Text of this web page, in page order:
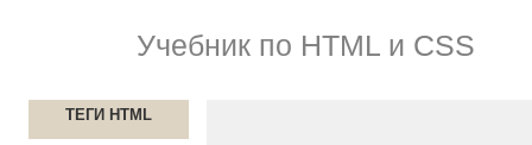
Учебник по HTML и CSS
ТЕГИ HTML